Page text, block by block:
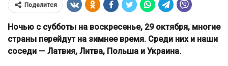
Поделится
Ночью с субботы на воскресенье, 29 октября, многие
страны перейдут на зимнее время. Среди них и наши
соседи — Латвия, Литва, Польша и Украина.